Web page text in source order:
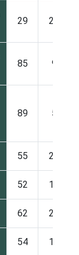
29 29
85 9
89 5
55 22
52 17
62 20
54 17